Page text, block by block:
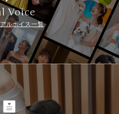
Voice
ルボイス一覧